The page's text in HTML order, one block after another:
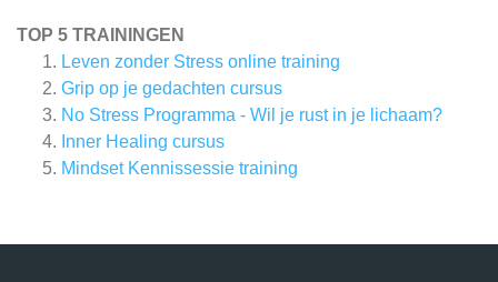
TOP 5 TRAININGEN
Leven zonder Stress online training
Grip op je gedachten cursus
No Stress Programma - Wil je rust in je lichaam?
Inner Healing cursus
Mindset Kennissessie training